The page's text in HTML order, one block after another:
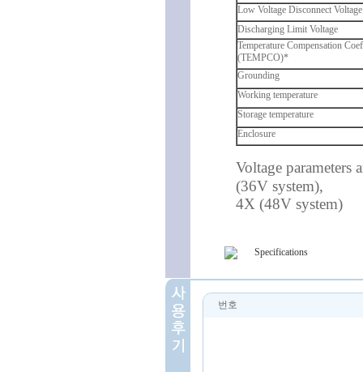
Low Voltage Disconnect Voltage
Discharging Limit Voltage
Temperature Compensation
(TEMPCO)*
Grounding
Working temperature
Storage temperature
Enclosure
Voltage
(36V system),
4X (48V system)
Specifications
번호